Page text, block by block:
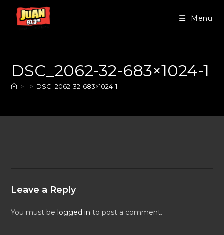
Menu
DSC_2062-32-683×1024-1
> > DSC_2062-32-683×1024-1
Leave a Reply
You must be logged in to post a comment.